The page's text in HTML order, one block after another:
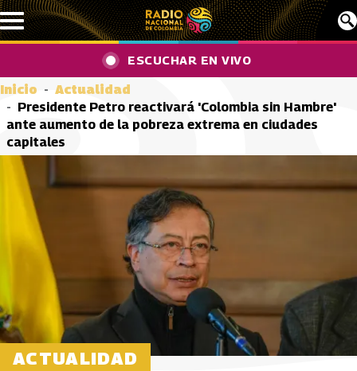
Pasar al contenido principal
ESCUCHAR EN VIVO
Inicio
Actualidad
Presidente Petro reactivará 'Colombia sin Hambre'
ante aumento de la pobreza extrema en ciudades
capitales
ACTUALIDAD